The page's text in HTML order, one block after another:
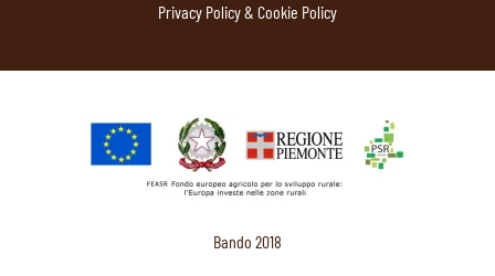
Privacy Policy & Cookie Policy
Bando 2018